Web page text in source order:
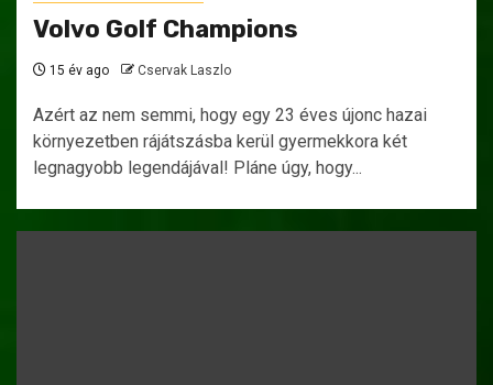
Volvo Golf Champions
15 év ago Cservak Laszlo
Azért az nem semmi, hogy egy 23 éves újonc hazai
környezetben rájátszásba kerül gyermekkora két
legnagyobb legendájával! Pláne úgy, hogy...